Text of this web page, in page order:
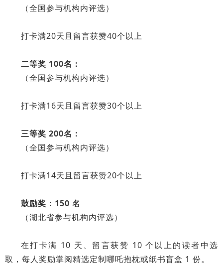
（全国参与机构内评选）
打卡满20天且留言获赞40个以上
二等奖 100名：
（全国参与机构内评选）
打卡满16天且留言获赞30个以上
三等奖 200名：
（全国参与机构内评选）
打卡满14天且留言获赞20个以上
鼓励奖：150 名
（湖北省参与机构内评选）
在打卡满 10 天、留言获赞 10 个以上的读者中选
取，每人奖励掌阅精选定制哪吒抱枕或纸书盲盒 1 份。